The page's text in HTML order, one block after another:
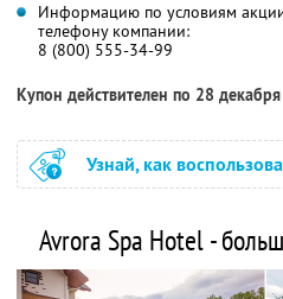
Информацию по условиям
телефону компании:
8 (800) 555-34-99
Купон действителен по 28
Узнай, как
Avrora Spa Hotel -